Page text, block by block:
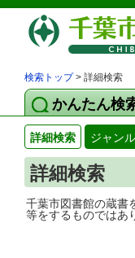
検索トップ> 詳細検索
かんたん検
詳細検索 ジャン
詳細検索
千葉市図書
等をするものではあ